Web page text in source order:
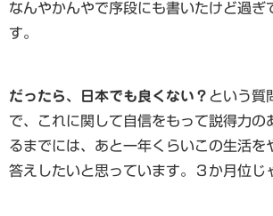
なんやかんやで序段にも書いたけど過ぎ
す。
だったら、日本でも良くない？ という質
で、これに関して自信をもって説得力の
るまでには、あと一年くらいこの生活を
答えしたいと思っています。３か月位じ